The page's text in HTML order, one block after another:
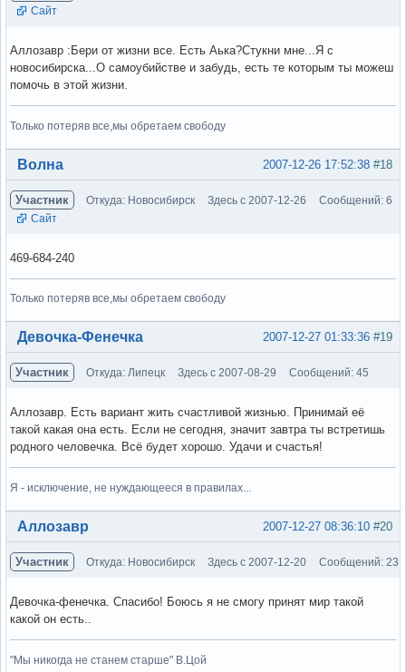
Сайт
Аллозавр :Бери от жизни все. Есть Аька?Стукни мне...Я с
новосибирска...О самоубийстве и забудь, есть те которым ты можеш
помочь в этой жизни.
Только потеряв все,мы обретаем свободу
Вне форума #18
2007-12-26 17:52:38
Волна
Участник Откуда: Новосибирск Здесь с 2007-12-26
Сообщений: 6
Сайт
469-684-240
Только потеряв все,мы обретаем свободу
Вне форума #19
2007-12-27 01:33:36
Девочка-Фенечка
Участник Откуда: Липецк Здесь с 2007-08-29 Сообщений: 45
Аллозавр. Есть вариант жить счастливой жизнью. Принимай её
такой какая она есть. Если не сегодня, значит завтра ты встретишь
родного человечка. Всё будет хорошо. Удачи и счастья!
Я - исключение, не нуждающееся в правилах...
Вне форума #20
2007-12-27 08:36:10
Аллозавр
Участник Откуда: Новосибирск Здесь с 2007-12-20 Сообщений: 23
Девочка-фенечка. Спасибо! Боюсь я не смогу принят мир такой
какой он есть..
"Мы никогда не станем старше" В.Цой